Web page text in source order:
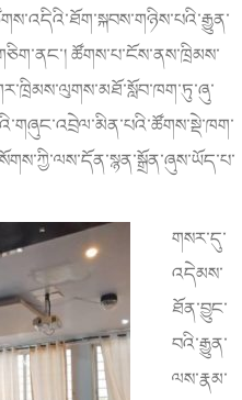
ཚོགས་པ་ངོས་ནས་ཁྲིམས་
གསར་དུ་
འདེམས་
ཐོན་བྱུང་
བའི་རྒྱུན་
ལས་རྣམ་